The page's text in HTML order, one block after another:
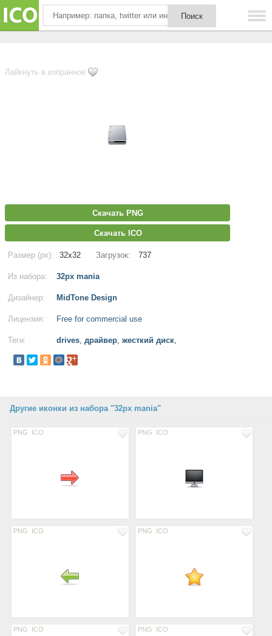
Лайкнуть в избранное
Скачать PNG
Скачать ICO
Размер (px): 32x32 Загрузок: 737
Из набора: 32px mania
Дизайнер: MidTone Design
Лицензия: Free for commercial use
Теги: drives, драйвер, жесткий диск,
Другие иконки из набора "32px mania"
PNG ICO PNG ICO
PNG ICO PNG ICO
PNG ICO PNG ICO